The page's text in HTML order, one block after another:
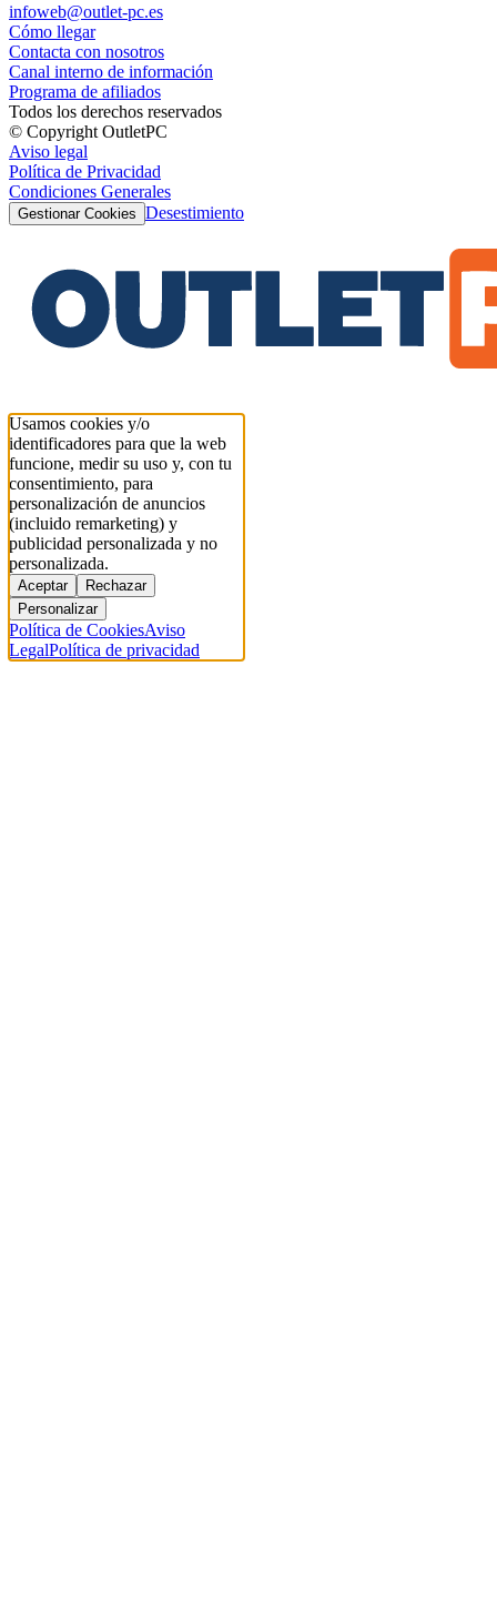
infoweb@outlet-pc.es
Cómo llegar
Contacta con nosotros
Canal interno de información
Programa de afiliados
Todos los derechos reservados
© Copyright OutletPC
Aviso legal
Política de Privacidad
Condiciones Generales
Gestionar Cookies Desestimiento
Usamos cookies y/o
identificadores para que la web
funcione, medir su uso y, con tu
consentimiento, para
personalización de anuncios
(incluido remarketing) y
publicidad personalizada y no
personalizada.
Aceptar
Rechazar
Personalizar
Política de CookiesAviso
LegalPolítica de privacidad